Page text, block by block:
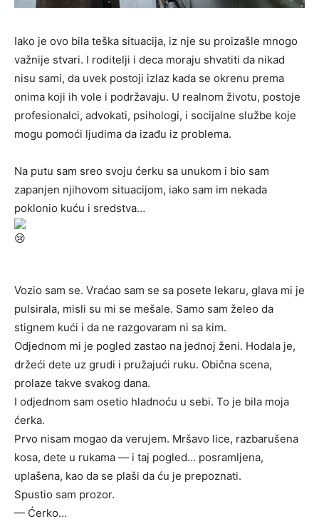
Iako je ovo bila teška situacija, iz nje su proizašle mnogo
važnije stvari. I roditelji i deca moraju shvatiti da nikad
nisu sami, da uvek postoji izlaz kada se okrenu prema
onima koji ih vole i podržavaju. U realnom životu, postoje
profesionalci, advokati, psihologi, i socijalne službe koje
mogu pomoći ljudima da izađu iz problema.
Na putu sam sreo svoju ćerku sa unukom i bio sam
zapanjen njihovom situacijom, iako sam im nekada
poklonio kuću i sredstva…
Vozio sam se. Vraćao sam se sa posete lekaru, glava mi je
pulsirala, misli su mi se mešale. Samo sam želeo da
stignem kući i da ne razgovaram ni sa kim.
Odjednom mi je pogled zastao na jednoj ženi. Hodala je,
držeći dete uz grudi i pružajući ruku. Obična scena,
prolaze takve svakog dana.
I odjednom sam osetio hladnoću u sebi. To je bila moja
ćerka.
Prvo nisam mogao da verujem. Mršavo lice, razbarušena
kosa, dete u rukama — i taj pogled… posramljena,
uplašena, kao da se plaši da ću je prepoznati.
Spustio sam prozor.
— Ćerko…